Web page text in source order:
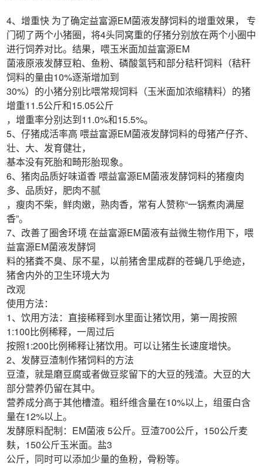
4、增重快 为了确定益富源EM菌液发酵饲料的增重效果， 专
门砌了两个小猪圈，将4头同窝重的仔猪分别放在两个小圈中
进行饲养对比。结果，喂玉米面加益富源EM
菌液原液发酵豆粕、鱼粉、磷酸氢钙和部分秸秆饲料（秸秆
饲料的量由10%逐渐增加到
30%）的小猪分别比喂常规饲料（玉米面加浓缩精料）的猪
增重11.5公斤和15.05公斤
，增重率分别达到11.0%和15.5%。
5、仔猪成活率高 喂益富源EM菌液发酵饲料的母猪产仔齐、
壮、大、发育健壮，
基本没有死胎和畸形胎现象。
6、猪肉品质好味道香 喂益富源EM菌液发酵饲料的猪瘦肉
多、品质好，肥肉不腻
，瘦肉不柴，鲜肉嫩，熟肉香，常有人赞称“一锅煮肉满屋
香”。
7、改善了圈舍环境 在益富源EM菌液有益微生物作用下，喂
益富源EM菌液发酵饲
料的猪粪不臭、尿不星，以前猪舍里成群的苍蝇几乎绝迹，
猪舍内外的卫生环境大为
改观
使用方法：
1、饮用方法：直接稀释到水里面让猪饮用，第一周按照
1:100比例稀释，一周过后
按照1:200比例稀释让猪饮用。可以让猪生长速度增快。
2、发酵豆渣制作猪饲料的方法
豆渣，就是磨豆腐或者做豆浆留下的大豆的残渣。大豆的大
部分营养仍留在其中。
营养成分高于其他槽渣。粗纤维含量在10%以上，组蛋白含
量在12%以上。
发酵原料配制：EM菌液 5公斤。豆渣700公斤，150公斤麦
麸，150公斤玉米面。盐3
公斤，同时可以添加少量的鱼粉，骨粉等。